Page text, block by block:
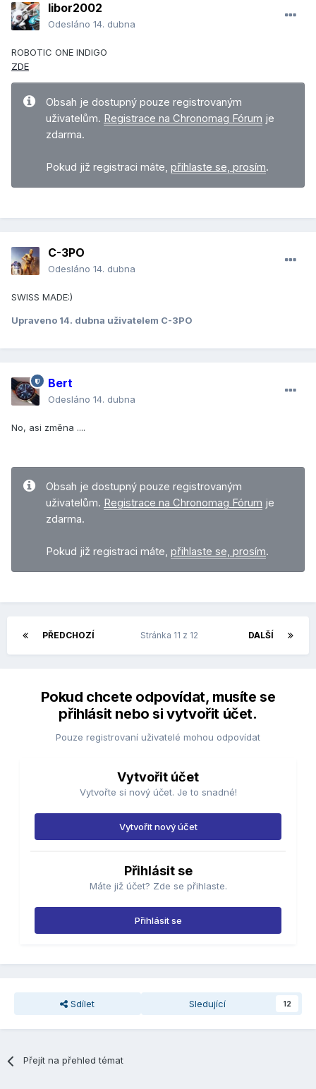
libor2002
Odesláno 14. dubna
ROBOTIC ONE INDIGO
ZDE
Obsah je dostupný pouze registrovaným
uživatelům. Registrace na Chronomag Fórum je
zdarma.
Pokud již registraci máte, přihlaste se, prosím.
C-3PO
Odesláno 14. dubna
SWISS MADE:)
Upraveno 14. dubna uživatelem C-3PO
Bert
Odesláno 14. dubna
No, asi změna ....
Obsah je dostupný pouze registrovaným
uživatelům. Registrace na Chronomag Fórum je
zdarma.
Pokud již registraci máte, přihlaste se, prosím.
PŘEDCHOZÍ DALŠÍ
Stránka 11 z 12
Pokud chcete odpovídat, musíte se
přihlásit nebo si vytvořit účet.
Pouze registrovaní uživatelé mohou odpovídat
Vytvořit účet
Vytvořte si nový účet. Je to snadné!
Vytvořit nový účet
Přihlásit se
Máte již účet? Zde se přihlaste.
Přihlásit se
Sdílet Sledující 12
Přejít na přehled témat